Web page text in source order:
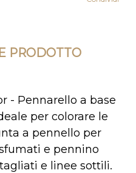
PRODOTTO
- Pennarello a base
per colorare le
a pennello per
e pennino
e linee sottili.